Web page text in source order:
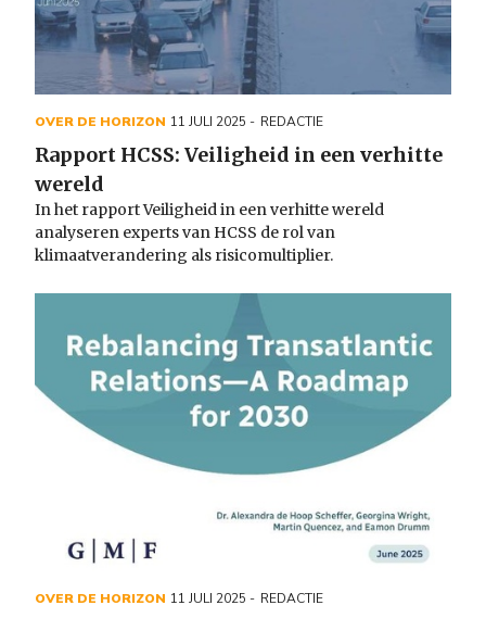
OVER DE HORIZON 11 JULI 2025 REDACTIE
Rapport HCSS: Veiligheid in een verhitte
wereld
In het rapport Veiligheid in een verhitte wereld
analyseren experts van HCSS de rol van
klimaatverandering als risicomultiplier.
OVER DE HORIZON 11 JULI 2025 REDACTIE